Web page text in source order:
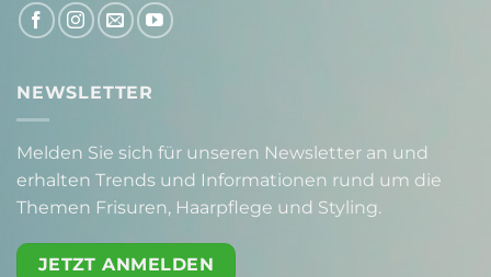
NEWSLETTER
Melden Sie sich für unseren Newsletter an und
erhalten Trends und Informationen rund um die
Themen Frisuren, Haarpflege und Styling.
JETZT ANMELDEN